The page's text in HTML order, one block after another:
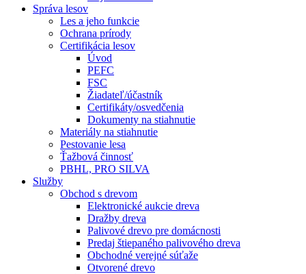
Správa lesov
Les a jeho funkcie
Ochrana prírody
Certifikácia lesov
Úvod
PEFC
FSC
Žiadateľ/účastník
Certifikáty/osvedčenia
Dokumenty na stiahnutie
Materiály na stiahnutie
Pestovanie lesa
Ťažbová činnosť
PBHL, PRO SILVA
Služby
Obchod s drevom
Elektronické aukcie dreva
Dražby dreva
Palivové drevo pre domácnosti
Predaj štiepaného palivového dreva
Obchodné verejné súťaže
Otvorené drevo